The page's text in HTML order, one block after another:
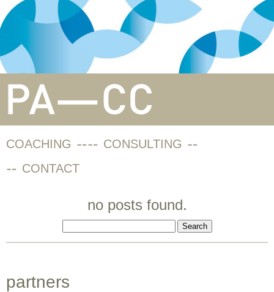
COACHING
CONSULTING
CONTACT
no posts found.
partners